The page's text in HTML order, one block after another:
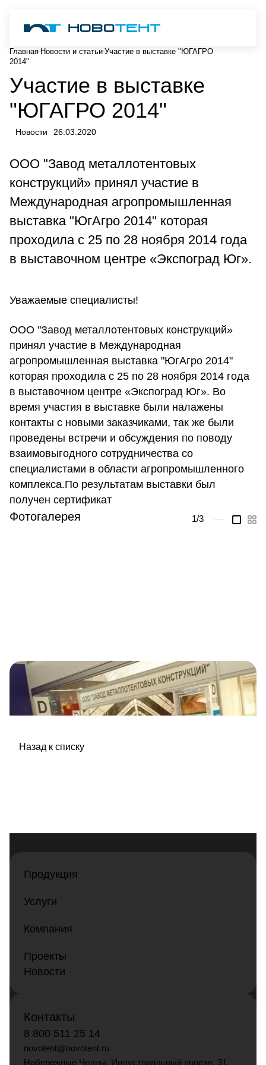
Главная Новости и статьи Участие в выставке "ЮГАГРО
2014"
Участие в выставке
"ЮГАГРО 2014"
Новости 26.03.2020
ООО "Завод металлотентовых
конструкций» принял участие в
Международная агропромышленная
выставка "ЮгАгро 2014" которая
проходила с 25 по 28 ноября 2014 года
в выставочном центре «Экспоград Юг».
Уважаемые специалисты!
ООО "Завод металлотентовых конструкций»
принял участие в Международная
агропромышленная выставка "ЮгАгро 2014"
которая проходила с 25 по 28 ноября 2014 года
в выставочном центре «Экспоград Юг». Во
время участия в выставке были налажены
контакты с новыми заказчиками, так же были
проведены встречи и обсуждения по поводу
взаимовыгодного сотрудничества со
специалистами в области агропромышленного
комплекса.По результатам выставки был
получен сертификат
Фотогалерея 1/3 —
Назад к списку
Продукция
Услуги
Компания
Проекты
Новости
Контакты
8 800 511 25 14
novotent@novotent.ru
Набережные Челны, Индустриальный проезд, 31,